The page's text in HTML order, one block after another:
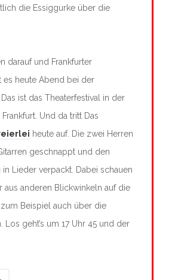
die Essiggurke über die
darauf und Frankfurter
es heute Abend bei der
. Das ist das Theaterfestival in der
Und da tritt Das
heute auf. Die zwei Herren
geschnappt und den
in Lieder verpackt. Dabei schauen
aus anderen Blickwinkeln auf die
zum Beispiel auch über die
Los geht’s um 17 Uhr 45 und der